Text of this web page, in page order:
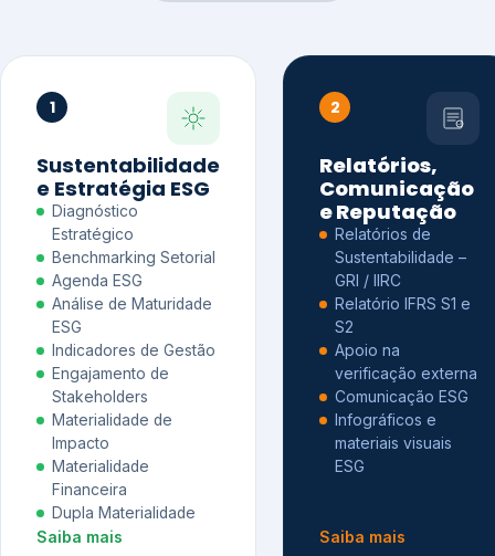
1
Sustentabilidade
e Estratégia ESG
Diagnóstico
Estratégico
Benchmarking Setorial
Agenda ESG
Análise de Maturidade
ESG
Indicadores de Gestão
Engajamento de
Stakeholders
Materialidade de
Impacto
Materialidade
Financeira
Dupla Materialidade
Saiba mais
2
Relatórios,
Comunicação
e Reputação
Relatórios de
Sustentabilidade –
GRI / IIRC
Relatório IFRS S1 e
S2
Apoio na
verificação externa
Comunicação ESG
Infográficos e
materiais visuais
ESG
Saiba mais